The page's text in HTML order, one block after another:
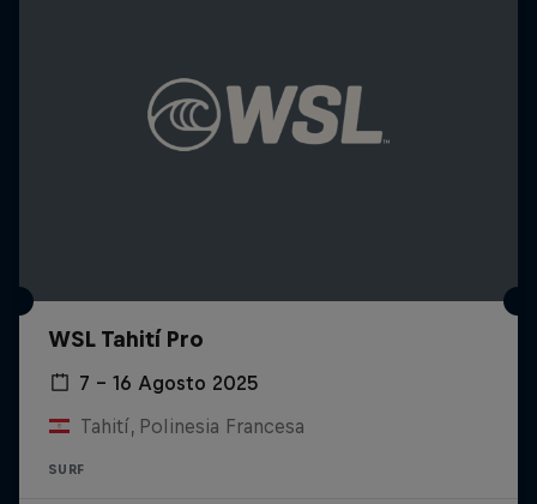
WSL Tahití Pro
7 – 16 Agosto 2025
Tahití, Polinesia Francesa
SURF